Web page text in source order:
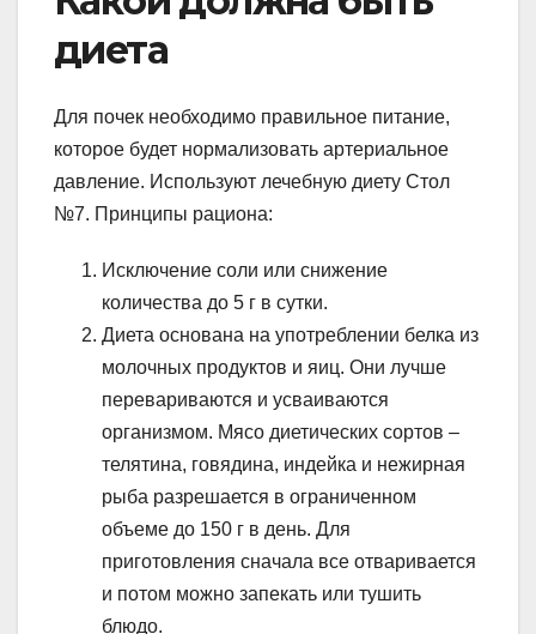
диета
Для почек необходимо правильное питание,
которое будет нормализовать артериальное
давление. Используют лечебную диету Стол
№7. Принципы рациона:
Исключение соли или снижение
количества до 5 г в сутки.
Диета основана на употреблении белка из
молочных продуктов и яиц. Они лучше
перевариваются и усваиваются
организмом. Мясо диетических сортов –
телятина, говядина, индейка и нежирная
рыба разрешается в ограниченном
объеме до 150 г в день. Для
приготовления сначала все отваривается
и потом можно запекать или тушить
блюдо.